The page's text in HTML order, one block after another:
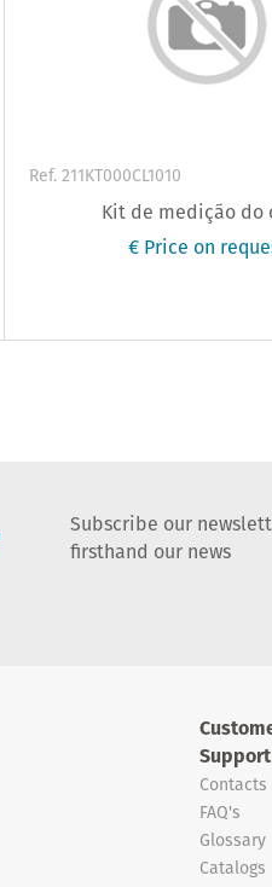
Ref. 211KT000CL1010
Kit de medição do
€ Price on
Subscribe our
firsthand our news
Support
Contacts
FAQ's
Glossary
Catalogs